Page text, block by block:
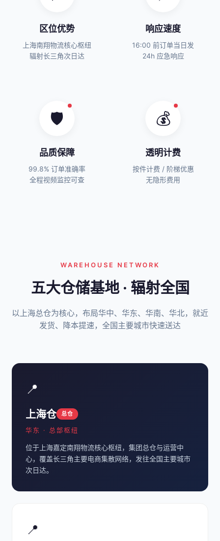
区位优势
上海南翔物流核心枢纽
辐射长三角次日达
响应速度
16:00 前订单当日发
24h 应急响应
🛡️
品质保障
99.8% 订单准确率
全程视频监控可查
💰
透明计费
按件计费 / 阶梯优惠
无隐形费用
WAREHOUSE NETWORK
五大仓储基地 · 辐射全国
以上海总仓为核心，布局华中、华东、华南、华北，就近
发货、降本提速，全国主要城市快速送达
📍
上海仓 总仓
华东 · 总部枢纽
位于上海嘉定南翔物流核心枢纽，集团总仓与运营中
心，覆盖长三角主要电商集散网络，发往全国主要城市
次日达。
📍